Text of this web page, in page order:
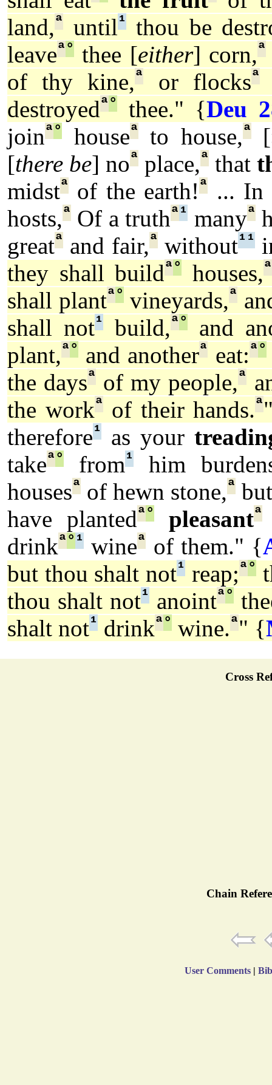
land,ª until¹thou be
leaveª° thee [either] corn,ª
of thy kine,ª or flocksª
destroyedª° thee." {Deu
joinª° houseªto house,ª[
[there be] noª place,ª that
midstª of the earth!ª
... In
hosts,ª Of a truthª¹ manyª
greatª and fair,ªwithout¹ ¹
they shall buildª° houses,ª
shall plantª°vineyards,ª
shall not¹ build,ª°
and
plant,ª° and anotherª eat:ª°
the daysª of my people,ª
the workª of their hands.ª
therefore¹ as your
takeª° from¹him
housesª of hewn stone,ª
have plantedª° pleasantª
drinkª° ¹ wineª of them." {
but thou shalt not¹ reap;ª°
thou shalt not¹ anointª°
shalt not¹ drinkª° wine.ª" {
Cross
Chain
User Comments |